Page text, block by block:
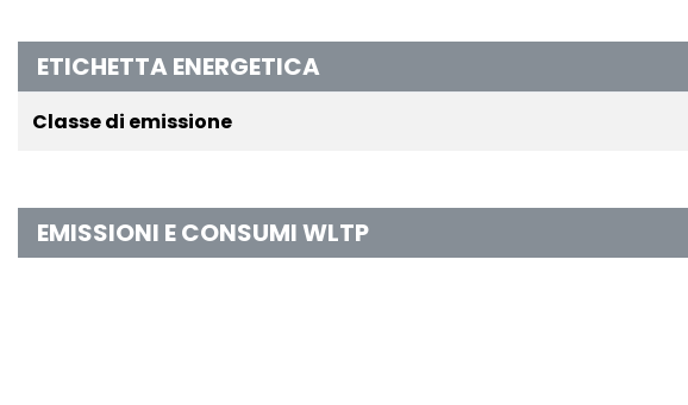
ETICHETTA ENERGETICA
Classe di emissione
EMISSIONI E CONSUMI WLTP